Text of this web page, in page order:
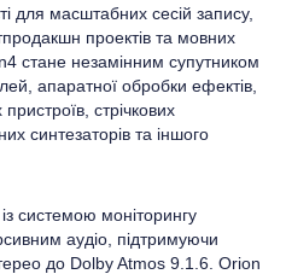
для масштабних сесій запису,
проектів та мовних
стане незамінним супутником
апаратної обробки ефектів,
стрічкових
синтезаторів та іншого
системою моніторингу
аудіо, підтримуючи
до Dolby Atmos 9.1.6. Orion